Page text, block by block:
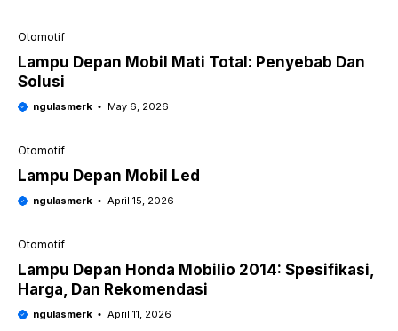
Otomotif
Lampu Depan Mobil Mati Total: Penyebab Dan
Solusi
ngulasmerk May 6, 2026
Otomotif
Lampu Depan Mobil Led
ngulasmerk April 15, 2026
Otomotif
Lampu Depan Honda Mobilio 2014: Spesifikasi,
Harga, Dan Rekomendasi
ngulasmerk April 11, 2026